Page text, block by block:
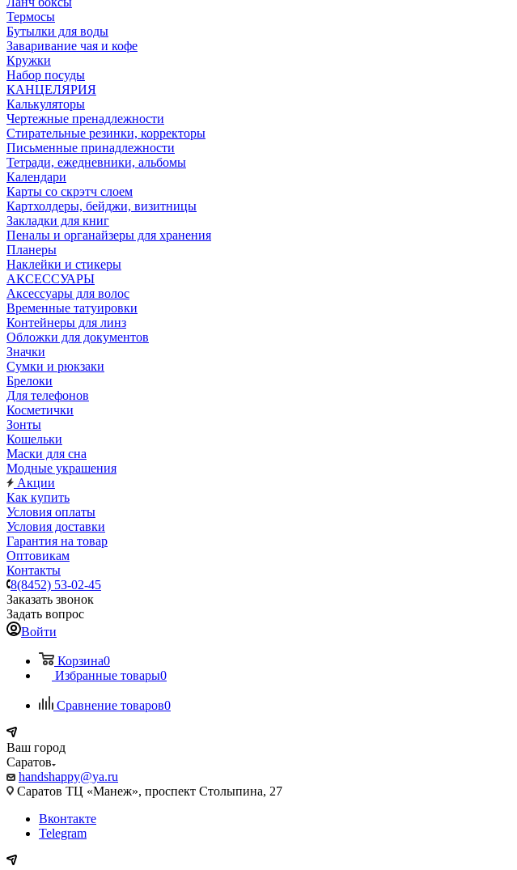
Термосы
Бутылки для воды
Заваривание чая и кофе
Кружки
Набор посуды
КАНЦЕЛЯРИЯ
Калькуляторы
Чертежные пренадлежности
Стирательные резинки, корректоры
Письменные принадлежности
Тетради, ежедневники, альбомы
Календари
Карты со скрэтч слоем
Картхолдеры, бейджи, визитницы
Закладки для книг
Пеналы и органайзеры для хранения
Планеры
Наклейки и стикеры
АКСЕССУАРЫ
Аксессуары для волос
Временные татуировки
Контейнеры для линз
Обложки для документов
Значки
Сумки и рюкзаки
Брелоки
Для телефонов
Косметички
Зонты
Кошельки
Маски для сна
Модные украшения
Акции
Как купить
Условия оплаты
Условия доставки
Гарантия на товар
Оптовикам
Контакты
8(8452) 53-02-45
Заказать звонок
Задать вопрос
Войти
Корзина0
Избранные товары0
Сравнение товаров0
Ваш город
Саратов
handshappy@ya.ru
Саратов ТЦ «Манеж», проспект Столыпина, 27
Вконтакте
Telegram